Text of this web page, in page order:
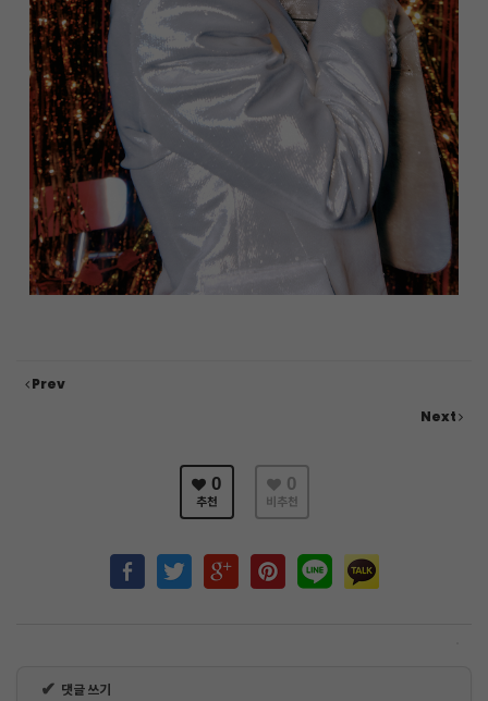
Prev
Next
0
추천
0
비추천
✔ 댓글 쓰기